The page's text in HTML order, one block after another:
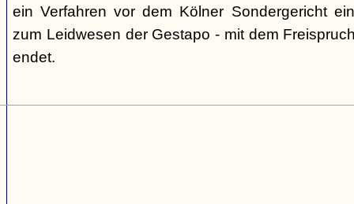
ein Verfahren vor dem Kölner Sondergericht
zum Leidwesen der Gestapo - mit dem
endet.